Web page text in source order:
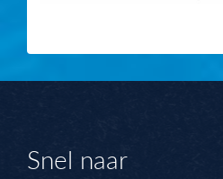
Snel naar